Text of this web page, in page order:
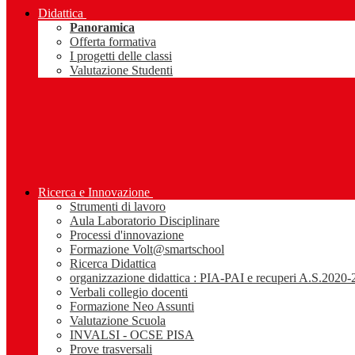
Didattica
Panoramica
Offerta formativa
I progetti delle classi
Valutazione Studenti
Ricerca e Innovazione
Strumenti di lavoro
Aula Laboratorio Disciplinare
Processi d'innovazione
Formazione Volt@smartschool
Ricerca Didattica
organizzazione didattica : PIA-PAI e recuperi A.S.2020-
Verbali collegio docenti
Formazione Neo Assunti
Valutazione Scuola
INVALSI - OCSE PISA
Prove trasversali